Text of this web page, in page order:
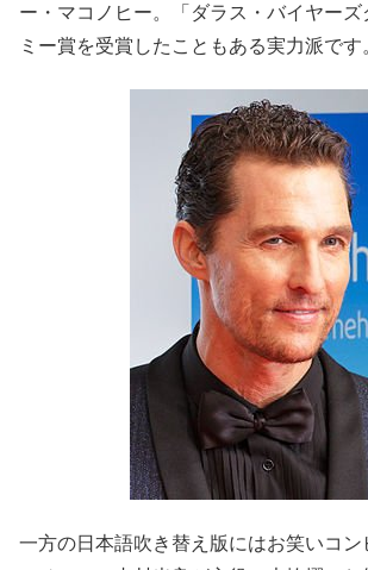
ー・マコノヒー。「ダラス・バイヤー
ミー賞を受賞したこともある実力派です
一方の日本語吹き替え版にはお笑いコン